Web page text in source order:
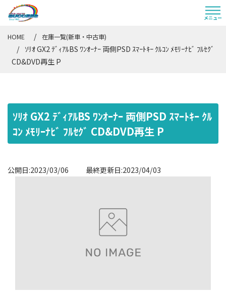
HOME 在庫一覧(新車・中古車)
ｿﾘｵ GX2 ﾃﾞｨｱﾙBS ﾜﾝｵｰﾅｰ 両側PSD ｽﾏｰﾄｷｰ ｸﾙｺﾝ ﾒﾓﾘｰﾅﾋﾞ ﾌﾙｾｸﾞ
CD&DVD再生 P
ｿﾘｵ GX2 ﾃﾞｨｱﾙBS ﾜﾝｵｰﾅｰ 両側PSD ｽﾏｰﾄｷｰ ｸﾙ
ｺﾝ ﾒﾓﾘｰﾅﾋﾞ ﾌﾙｾｸﾞ CD&DVD再生 P
公開日:2023/03/06 最終更新日:2023/04/03